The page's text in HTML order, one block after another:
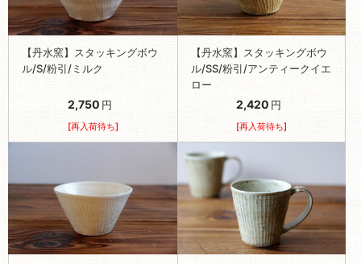
【丹水窯】スタッキングボウ
ル/S/粉引/ミルク
2,750 円
[再入荷待ち]
【丹水窯】スタッキングボウ
ル/SS/粉引/アンティークイエ
ロー
2,420 円
[再入荷待ち]